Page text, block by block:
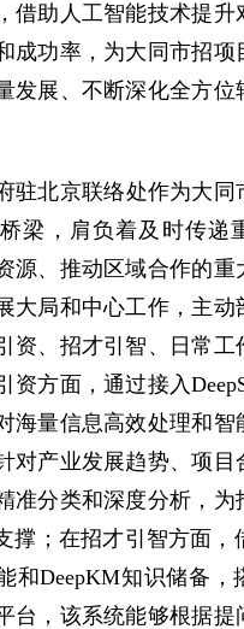
借助人工智能技术提升
成功率，为大同市招项
发展、不断深化全方位
北京联络处作为大同
梁，肩负着及时传递
源、推动区域合作的重
大局和中心工作，主动
资、招才引智、日常工
资方面，通过接入
海量信息高效处理和智
对产业发展趋势、项目
准分类和深度分析，为
撑；在招才引智方面，
和DeepKM知识储备，
台，该系统能够根据提